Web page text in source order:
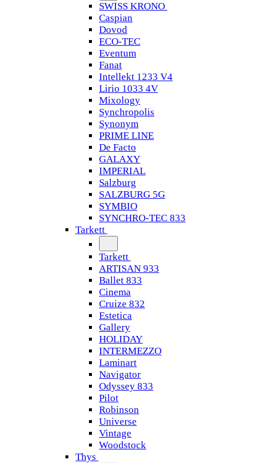
SWISS KRONO
Caspian
Dovod
ECO-TEC
Eventum
Fanat
Intellekt 1233 V4
Lirio 1033 4V
Mixology
Synchropolis
Synonym
PRIME LINE
De Facto
GALAXY
IMPERIAL
Salzburg
SALZBURG 5G
SYMBIO
SYNCHRO-TEC 833
Tarkett
Tarkett
ARTISAN 933
Ballet 833
Cinema
Cruize 832
Estetica
Gallery
HOLIDAY
INTERMEZZO
Laminart
Navigator
Odyssey 833
Pilot
Robinson
Universe
Vintage
Woodstock
Thys